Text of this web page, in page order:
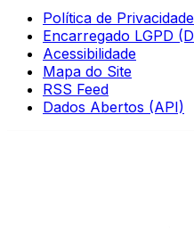
Política de Privacidade
Encarregado LGPD
Acessibilidade
Mapa do Site
RSS Feed
Dados Abertos (API)